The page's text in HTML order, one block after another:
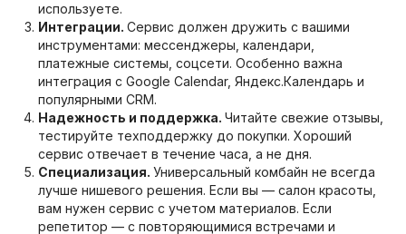
используете.
Интеграции. Сервис должен дружить с вашими
инструментами: мессенджеры, календари,
платежные системы, соцсети. Особенно важна
интеграция с Google Calendar, Яндекс.Календарь и
популярными CRM.
Надежность и поддержка. Читайте свежие отзывы,
тестируйте техподдержку до покупки. Хороший
сервис отвечает в течение часа, а не дня.
Специализация. Универсальный комбайн не всегда
лучше нишевого решения. Если вы — салон красоты,
вам нужен сервис с учетом материалов. Если
репетитор — с повторяющимися встречами и